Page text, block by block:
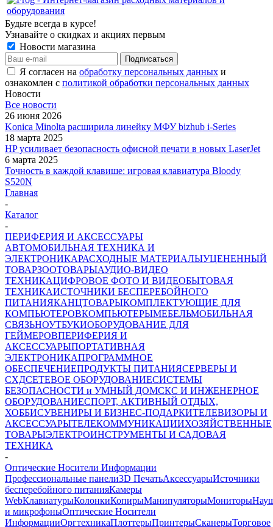
Будьте всегда в курсе!
Узнавайте о скидках и акциях первым
Новости магазина
Я согласен на обработку персональных данных и
ознакомлен с политикой обработки персональных данных
Новости
Все новости
26 июня 2026
Konica Minolta расширила линейку МФУ bizhub i-Series
18 марта 2025
HP усиливает безопасность офисной печати в новых LaserJet
6 марта 2025
Точность в каждой клавише: игровая клавиатура Bloody
S520N
Главная
-
Каталог
-
ПЕРИФЕРИЯ И АКСЕССУАРЫ
АВТОМОБИЛЬНАЯ ТЕХНИКА И
ЭЛЕКТРОНИКАРАСХОДНЫЕ МАТЕРИАЛЫУЦЕНЕННЫЙ
ТОВАРЗООТОВАРЫАУДИО-ВИДЕО
ТЕХНИКАЦИФРОВОЕ ФОТО И ВИДЕОБЫТОВАЯ
ТЕХНИКАИСТОЧНИКИ БЕСПЕРЕБОЙНОГО
ПИТАНИЯКАНЦТОВАРЫКОМПЛЕКТУЮЩИЕ ДЛЯ
КОМПЬЮТЕРОВКОМПЬЮТЕРЫМЕБЕЛЬМОБИЛЬНАЯ
СВЯЗЬНОУТБУКИОБОРУДОВАНИЕ ДЛЯ
ГЕЙМЕРОВПЕРИФЕРИЯ И
АКСЕССУАРЫПОРТАТИВНАЯ
ЭЛЕКТРОНИКАПРОГРАММНОЕ
ОБЕСПЕЧЕНИЕПРОДУКТЫ ПИТАНИЯСЕРВЕРЫ И
СХДСЕТЕВОЕ ОБОРУДОВАНИЕСИСТЕМЫ
БЕЗОПАСНОСТИ и УМНЫЙ ДОМСКС И ИНЖЕНЕРНОЕ
ОБОРУДОВАНИЕСПОРТ, АКТИВНЫЙ ОТДЫХ,
ХОББИСУВЕНИРЫ И БИЗНЕС-ПОДАРКИТЕЛЕВИЗОРЫ И
АКСЕССУАРЫТЕЛЕКОММУНИКАЦИИХОЗЯЙСТВЕННЫЕ
ТОВАРЫЭЛЕКТРОИНСТРУМЕНТЫ И САДОВАЯ
ТЕХНИКА
-
Оптические Носители Информации
Профессиональные панели3D ПечатьАксессуарыИсточники
бесперебойного питанияКамеры
WebКлавиатурыКолонкиКопирыМанипуляторыМониторы
и микрофоныОптические Носители
ИнформацииОргтехникаПлоттерыПринтерыСканерыТорговое